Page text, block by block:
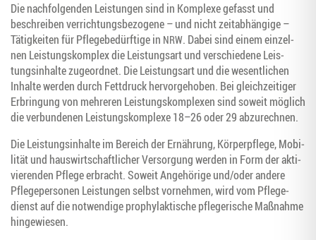
Die nach­fol­gen­den Leis­tun­gen sind in Kom­ple­xe gefasst und
beschrei­ben ver­rich­tungs­be­zo­ge­ne – und nicht zeit­ab­hän­gi­ge –
Tätig­kei­ten für Pfle­ge­be­dürf­ti­ge in NRW. Dabei sind einem ein­zel­
nen Leis­tungs­kom­plex die Leis­tungs­art und ver­schie­de­ne Leis­
tungs­in­hal­te zuge­ord­net. Die Leis­tungs­art und die wesent­li­chen
Inhal­te wer­den durch Fett­druck her­vor­ge­ho­ben. Bei gleich­zei­ti­ger
Erbrin­gung von meh­re­ren Leis­tungs­kom­ple­xen sind soweit mög­lich
die ver­bun­de­nen Leis­tungs­kom­ple­xe 18–26 oder 29 abzurechnen.
Die Leis­tungs­in­hal­te im Bereich der Ernäh­rung, Kör­per­pfle­ge, Mobi­
li­tät und haus­wirt­schaft­li­cher Ver­sor­gung wer­den in Form der akti­
vie­ren­den Pfle­ge erbracht. Soweit Ange­hö­ri­ge und/oder ande­re
Pfle­ge­per­so­nen Leis­tun­gen selbst vor­neh­men, wird vom Pfle­ge­
dienst auf die not­wen­di­ge pro­phy­lak­ti­sche pfle­ge­ri­sche Maß­nah­me
hingewiesen.